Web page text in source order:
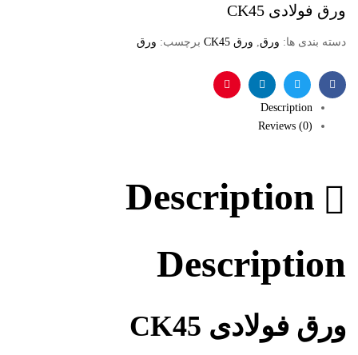
ورق فولادی CK45
دسته بندی ها: ورق ورق CK45 برچسب: ورق
فیس
بوک
توئیتر لینکدینپینترست
Description
Reviews (0)
Description
Description
ورق فولادی CK45